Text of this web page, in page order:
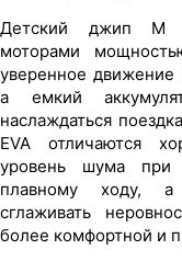
Детский джип M
моторами
уверенное
а емкий
наслаждаться
EVA отличаются
уровень шума при
плавному ходу, а
сглаживать
более комфортной и